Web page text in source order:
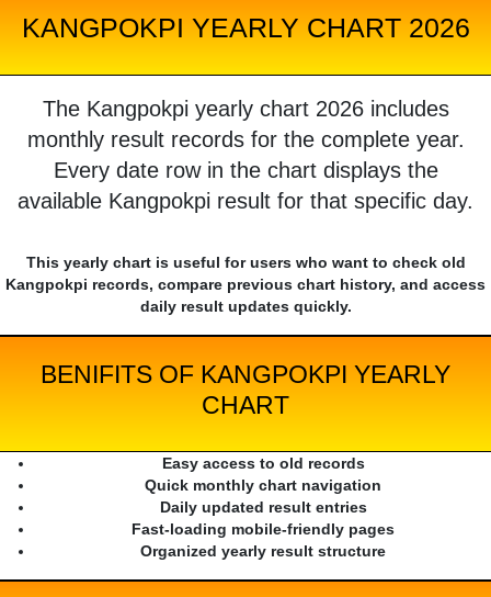
KANGPOKPI YEARLY CHART 2026
The Kangpokpi yearly chart 2026 includes
monthly result records for the complete year.
Every date row in the chart displays the
available Kangpokpi result for that specific day.
This yearly chart is useful for users who want to check old
Kangpokpi records, compare previous chart history, and access
daily result updates quickly.
BENIFITS OF KANGPOKPI YEARLY
CHART
Easy access to old records
Quick monthly chart navigation
Daily updated result entries
Fast-loading mobile-friendly pages
Organized yearly result structure